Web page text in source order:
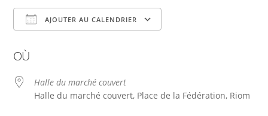
AJOUTER AU CALENDRIER
OÙ
Halle du marché couvert
Halle du marché couvert, Place de la Fédération, Riom